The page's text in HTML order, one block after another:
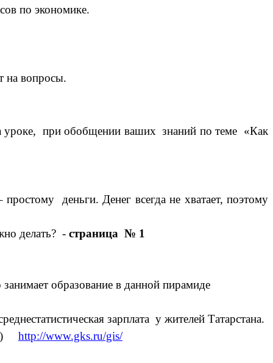
по экономике.
на вопросы.
уроке, при обобщении ваших знаний по теме «Как
деньги. Денег всегда не хватает, поэтому
делать? - страница № 1
образование в данной пирамиде
зарплата у жителей Татарстана.
http://www.gks.ru/gis/